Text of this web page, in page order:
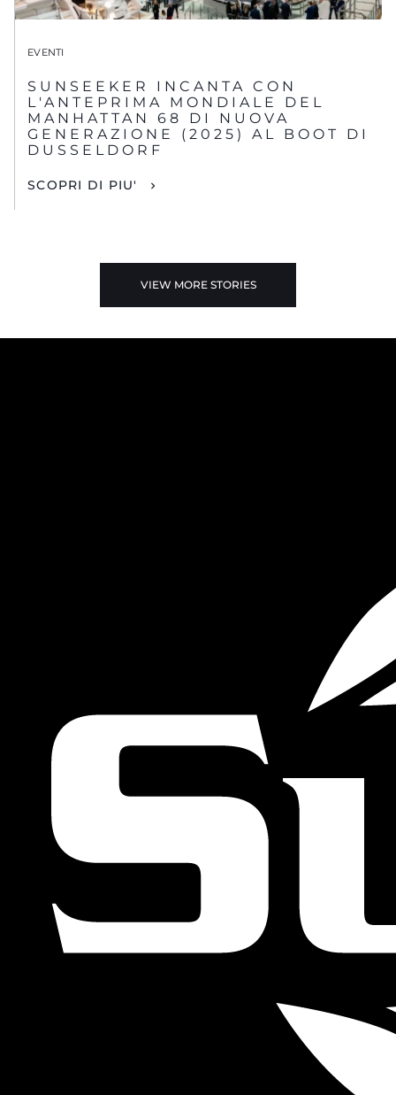
EVENTI
SUNSEEKER INCANTA CON
L'ANTEPRIMA MONDIALE DEL
MANHATTAN 68 DI NUOVA
GENERAZIONE (2025) AL BOOT DI
DUSSELDORF
SCOPRI DI PIU'
VIEW MORE STORIES